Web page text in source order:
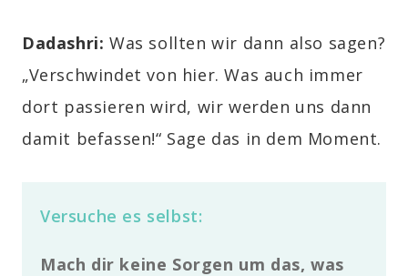
Dadashri: Was sollten wir dann also sagen?
„Verschwindet von hier. Was auch immer
dort passieren wird, wir werden uns dann
damit befassen!“ Sage das in dem Moment.
Versuche es selbst:
Mach dir keine Sorgen um das, was